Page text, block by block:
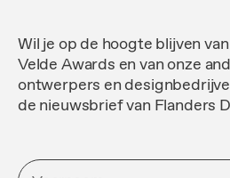
Wil je op de hoogte blijven
Velde Awards en van onze
ontwerpers en
de nieuwsbrief van Flanders